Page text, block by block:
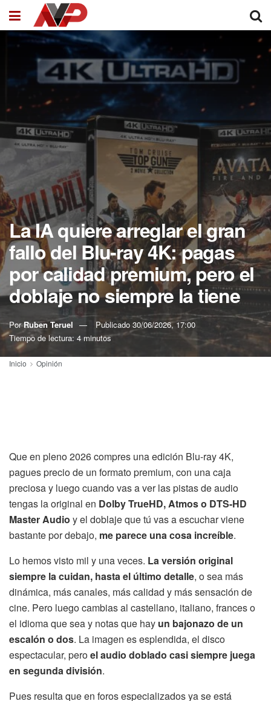
La IA quiere arreglar el gran
fallo del Blu-ray 4K: pagas
por calidad premium, pero el
doblaje no siempre la tiene
Por Ruben Teruel Publicado 30/06/2026, 17:00
Tiempo de lectura: 4 minutos
Inicio Opinión
Que en pleno 2026 compres una edición Blu-ray 4K,
pagues precio de un formato premium, con una caja
preciosa y luego cuando vas a ver las pistas de audio
tengas la original en Dolby TrueHD, Atmos o DTS-HD
Master Audio y el doblaje que tú vas a escuchar viene
bastante por debajo, me parece una cosa increíble.
Lo hemos visto mil y una veces. La versión original
siempre la cuidan, hasta el último detalle, o sea más
dinámica, más canales, más calidad y más sensación de
cine. Pero luego cambias al castellano, italiano, frances o
el idioma que sea y notas que hay un bajonazo de un
escalón o dos. La imagen es esplendida, el disco
espectacular, peroel audio doblado casi siempre juega
en segunda división.
Pues resulta que en foros especializados ya se está